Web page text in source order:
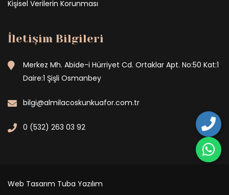
Kişisel Verilerin Korunması
İletişim Bilgileri
Merkez Mh. Abide-i Hürriyet Cd. Ortaklar Apt. No:50 Kat:1
Daire:1 Şişli Osmanbey
bilgi@almilacoskunkuafor.com.tr
0 (532) 263 03 92
Web Tasarım Tuba Yazılım